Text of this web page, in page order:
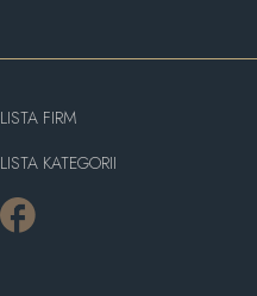
LISTA FIRM
LISTA KATEGORII